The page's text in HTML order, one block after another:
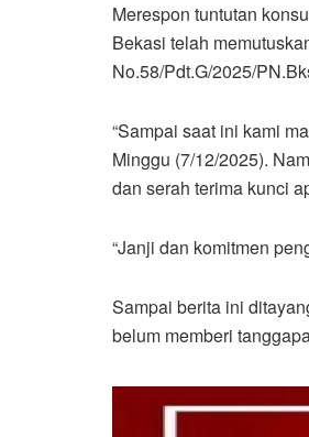
Merespon tuntutan
Bekasi telah
No.58/Pdt.G/2025/
“Sampai saat ini kami
Minggu (7/12/2025).
dan serah terima kunci
“Janji dan komitmen
Sampai berita ini
belum memberi